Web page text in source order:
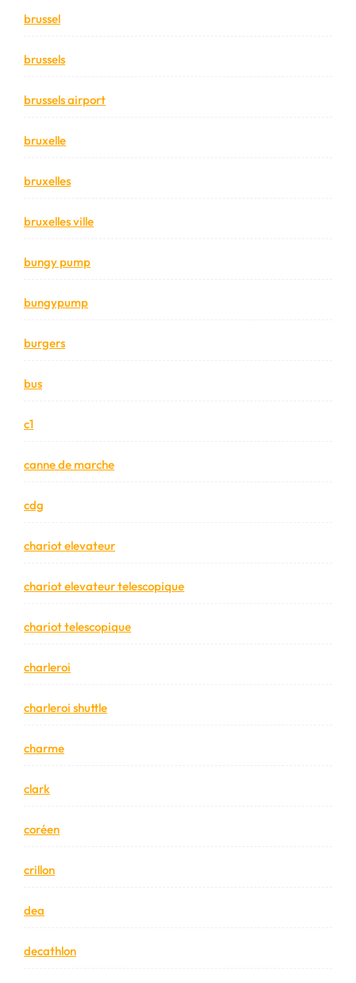
brussel
brussels
brussels airport
bruxelle
bruxelles
bruxelles ville
bungy pump
bungypump
burgers
bus
c1
canne de marche
cdg
chariot elevateur
chariot elevateur telescopique
chariot telescopique
charleroi
charleroi shuttle
charme
clark
coréen
crillon
dea
decathlon